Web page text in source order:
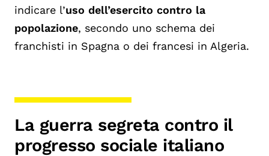
indicare l’uso dell’esercito contro la
popolazione, secondo uno schema dei
franchisti in Spagna o dei francesi in Algeria.
La guerra segreta contro il
progresso sociale italiano